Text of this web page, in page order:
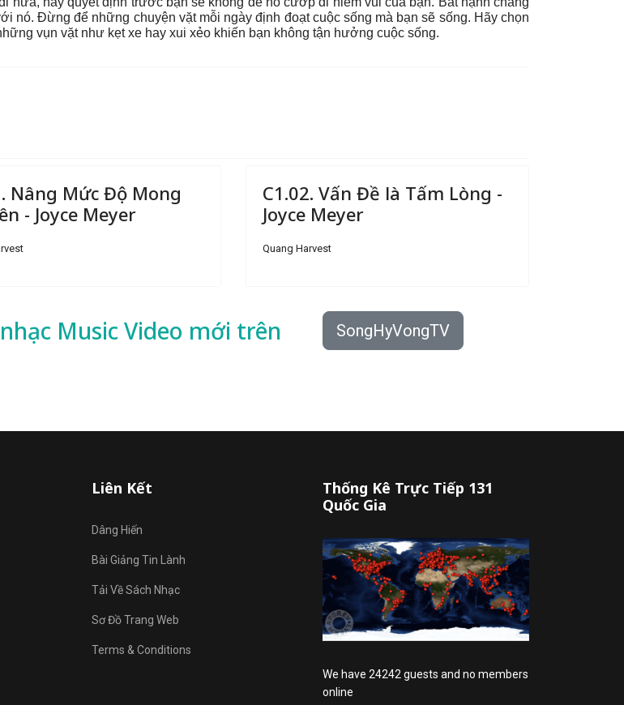
nó. Đừng để những chuyện vặt mỗi ngày định đoạt cuộc sống mà bạn sẽ sống. Hãy chọn
vụn vặt như kẹt xe hay xui xẻo khiến bạn không tận hưởng cuộc sống.
Nâng Mức Độ Mong
- Joyce Meyer
C1.02. Vấn Đề là Tấm Lòng -
Joyce Meyer
Quang Harvest
nhạc Music Video mới trên SongHyVongTV
Liên Kết
Dâng Hiến
Bài Giảng Tin Lành
Tải Về Sách Nhạc
Sơ Đồ Trang Web
Terms & Conditions
Thống Kê Trực Tiếp 131
Quốc Gia
We have 24242 guests and no members
online